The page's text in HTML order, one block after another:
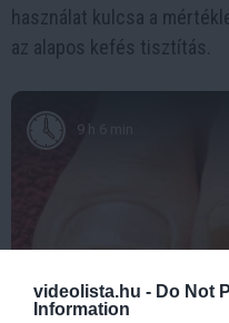
videolista.hu - Do Not
Information
használat kulcsa a
az alapos kefés tisztítás.
9 h 6 min